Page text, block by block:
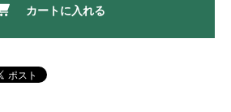
カートに入れる